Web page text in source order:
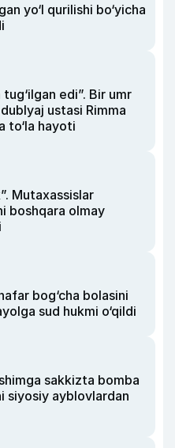
yo‘l qurilishi bo‘yicha
edi”. Bir umr
ustasi Rimma
to‘la hayoti
Mutaxassislar
boshqara olmay
bog‘cha bolasini
sud hukmi o‘qildi
sakkizta bomba
siyosiy ayblovlardan